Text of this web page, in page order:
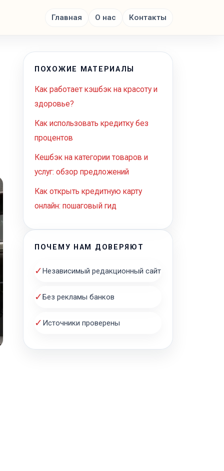
Главная О нас Контакты
ПОХОЖИЕ МАТЕРИАЛЫ
Как работает кэшбэк на красоту и
здоровье?
Как использовать кредитку без
процентов
Кешбэк на категории товаров и
услуг: обзор предложений
Как открыть кредитную карту
онлайн: пошаговый гид
ПОЧЕМУ НАМ ДОВЕРЯЮТ
✓Независимый редакционный сайт
✓Без рекламы банков
✓ Источники проверены